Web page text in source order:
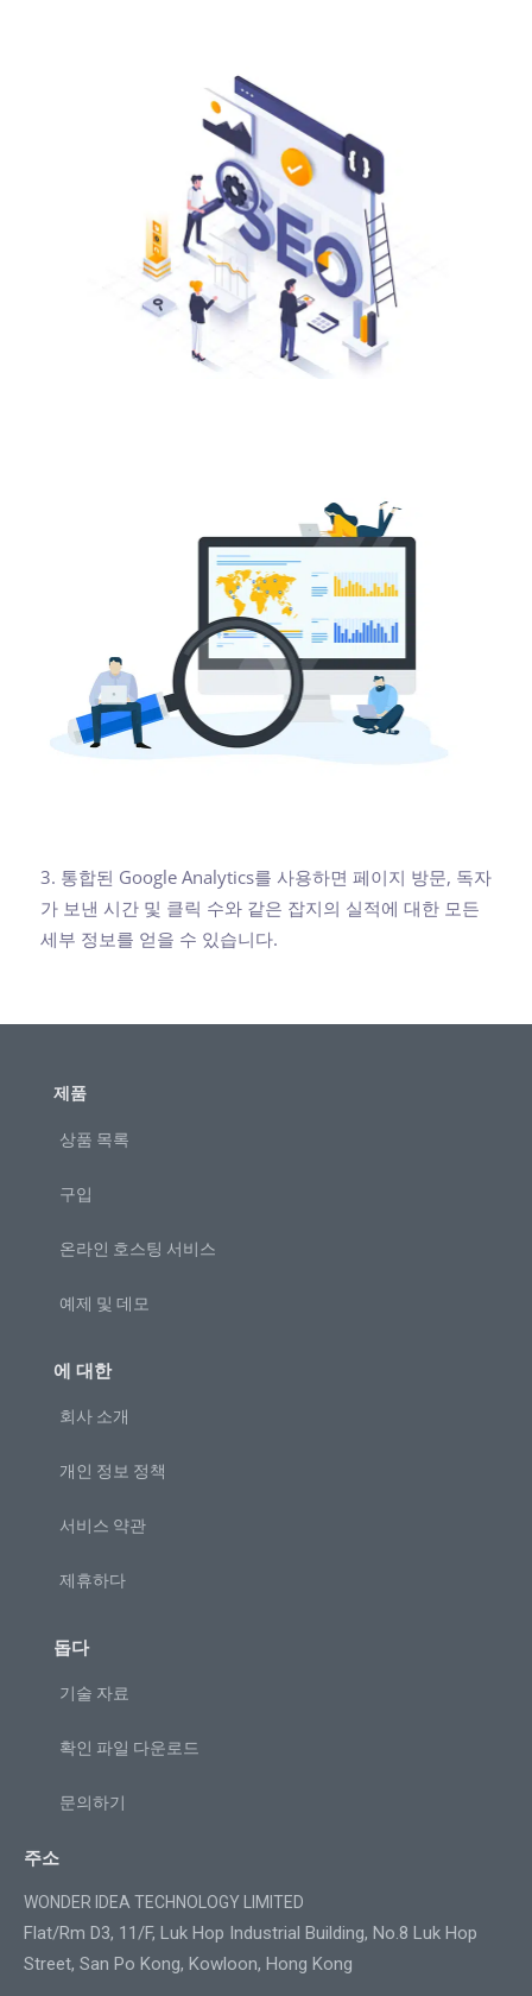
3. 통합된 Google Analytics를 사용하면 페이지 방문, 독자
가 보낸 시간 및 클릭 수와 같은 잡지의 실적에 대한 모든
세부 정보를 얻을 수 있습니다.
제품
상품 목록
구입
온라인 호스팅 서비스
예제 및 데모
에 대한
회사 소개
개인 정보 정책
서비스 약관
제휴하다
돕다
기술 자료
확인 파일 다운로드
문의하기
주소
WONDER IDEA TECHNOLOGY LIMITED
Flat/Rm D3, 11/F, Luk Hop Industrial Building, No.8 Luk Hop
Street, San Po Kong, Kowloon, Hong Kong